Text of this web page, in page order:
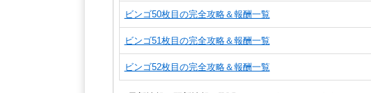
ビンゴ50枚目の完全攻略＆報酬一覧
ビンゴ51枚目の完全攻略＆報酬一覧
ビンゴ52枚目の完全攻略＆報酬一覧